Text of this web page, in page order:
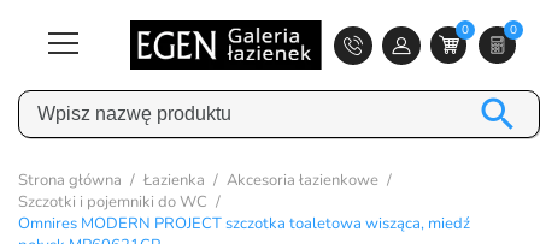
0 0

Strona główna Łazienka
Akcesoria łazienkowe
Szczotki i pojemniki do WC
Omnires MODERN PROJECT szczotka toaletowa wisząca, miedź